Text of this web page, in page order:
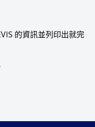
的資訊並列印出就完